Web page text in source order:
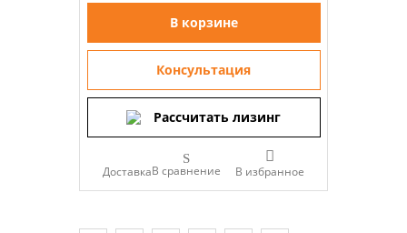
В корзине
Консультация
Рассчитать лизинг
ДоставкаВ сравнение